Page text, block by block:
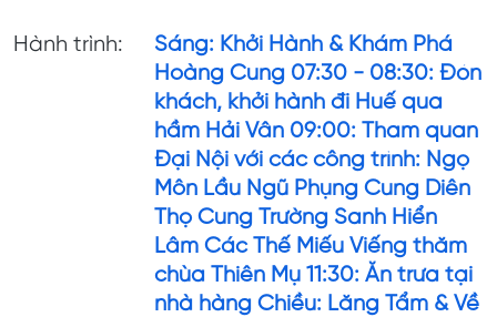
Hành trình:
Sáng: Khởi Hành & Khám Phá
Hoàng Cung 07:30 - 08:30: Đón
khách, khởi hành đi Huế qua
hầm Hải Vân 09:00: Tham quan
Đại Nội với các công trình: Ngọ
Môn Lầu Ngũ Phụng Cung Diên
Thọ Cung Trường Sanh Hiển
Lâm Các Thế Miếu Viếng thăm
chùa Thiên Mụ 11:30: Ăn trưa tại
nhà hàng Chiều: Lăng Tẩm & Về